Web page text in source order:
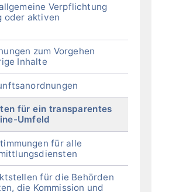
Verpflichtung
oder aktiven
zum Vorgehen
Inhalte
für ein transparentes
Umfeld
für alle
für die Behörden
die Kommission und